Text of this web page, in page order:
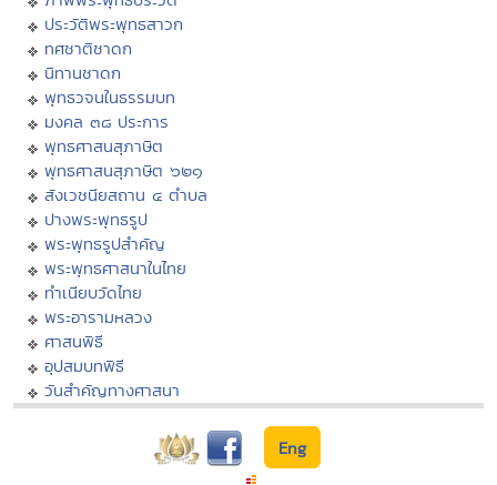
ประวัติพระพุทธสาวก
ทศชาติชาดก
นิทานชาดก
พุทธวจนในธรรมบท
มงคล ๓๘ ประการ
พุทธศาสนสุภาษิต
พุทธศาสนสุภาษิต ๖๒๑
สังเวชนียสถาน ๔ ตำบล
ปางพระพุทธรูป
พระพุทธรูปสำคัญ
พระพุทธศาสนาในไทย
ทำเนียบวัดไทย
พระอารามหลวง
ศาสนพิธี
อุปสมบทพิธี
วันสำคัญทางศาสนา
Eng